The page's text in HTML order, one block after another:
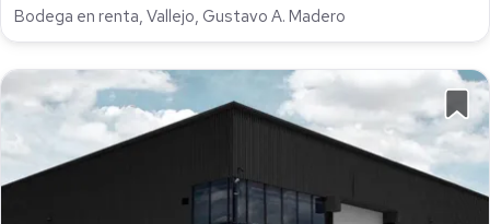
Bodega en renta, Vallejo, Gustavo A. Madero